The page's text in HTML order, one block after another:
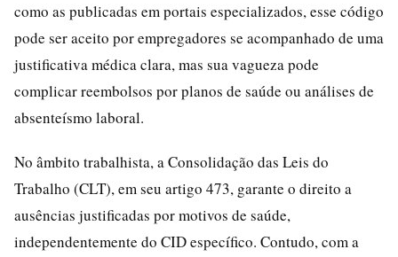
como as publicadas em portais especializados, esse código
pode ser aceito por empregadores se acompanhado de uma
justificativa médica clara, mas sua vagueza pode
complicar reembolsos por planos de saúde ou análises de
absenteísmo laboral.
No âmbito trabalhista, a Consolidação das Leis do
Trabalho (CLT), em seu artigo 473, garante o direito a
ausências justificadas por motivos de saúde,
independentemente do CID específico. Contudo, com a